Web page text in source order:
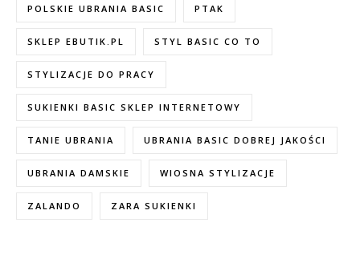
POLSKIE UBRANIA BASIC PTAK
SKLEP EBUTIK.PL STYL BASIC CO TO
STYLIZACJE DO PRACY
SUKIENKI BASIC SKLEP INTERNETOWY
TANIE UBRANIA UBRANIA BASIC DOBREJ JAKOŚCI
UBRANIA DAMSKIE WIOSNA STYLIZACJE
ZALANDO ZARA SUKIENKI